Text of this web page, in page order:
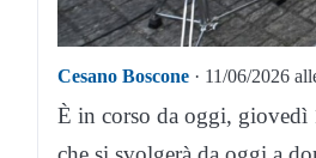
Cesano Boscone · 11/06/2026
È in corso da oggi, giovedì